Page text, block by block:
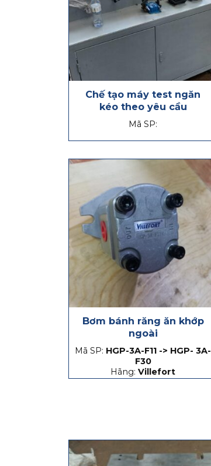
Chế tạo máy test ngăn
kéo theo yêu cầu
Mã SP:
Bơm bánh răng ăn khớp
ngoài
Mã SP: HGP-3A-F11 -> HGP- 3A-
F30
Hãng: Villefort